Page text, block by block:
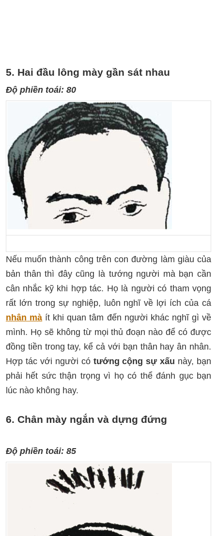
5. Hai đầu lông mày gần sát nhau
Độ phiền toái: 80
Nếu muốn thành công trên con đường làm giàu của
bản thân thì đây cũng là tướng người mà bạn cần
cân nhắc kỹ khi hợp tác. Họ là người có tham vọng
rất lớn trong sự nghiệp, luôn nghĩ về lợi ích của cá
nhân mà ít khi quan tâm đến người khác nghĩ gì về
mình. Họ sẽ không từ mọi thủ đoạn nào để có được
đồng tiền trong tay, kể cả với bạn thân hay ân nhân.
Hợp tác với người có tướng cộng sự xấu này, bạn
phải hết sức thận trọng vì họ có thể đánh gục bạn
lúc nào không hay.
6. Chân mày ngắn và dựng đứng
Độ phiền toái: 85